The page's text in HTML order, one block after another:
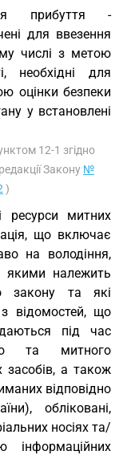
прибуття -
для ввезення
числі з метою
необхідні для
оцінки безпеки
у встановлені
12-1 згідно
Закону №
)
ресурси митних
що включає
на володіння,
якими належить
закону та які
відомостей, що
під час
та митного
засобів, а також
відповідно
обліковані,
носіях та/
інформаційних